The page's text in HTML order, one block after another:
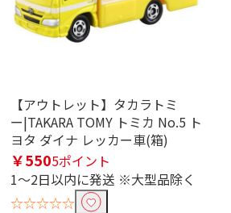
【アウトレット】タカラトミ
ー|TAKARA TOMY トミカ No.5 ト
ヨタ ダイナ レッカー車(箱)
￥5505ポイント
1～2日以内に発送 ※大型品除く
☆☆☆☆☆